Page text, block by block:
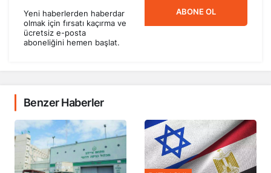
Yeni haberlerden haberdar
olmak için fırsatı kaçırma ve
ücretsiz e-posta
aboneliğini hemen başlat.
ABONE OL
Benzer Haberler